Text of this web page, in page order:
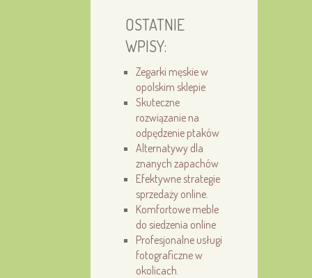
OSTATNIE
WPISY:
Zegarki męskie w
opolskim sklepie
Skuteczne
rozwiązanie na
odpędzenie ptaków
Alternatywy dla
znanych zapachów
Efektywne strategie
sprzedaży online.
Komfortowe meble
do siedzenia online
Profesjonalne usługi
fotograficzne w
okolicach.